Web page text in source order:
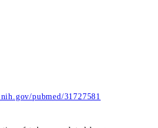
pubmed/31727581